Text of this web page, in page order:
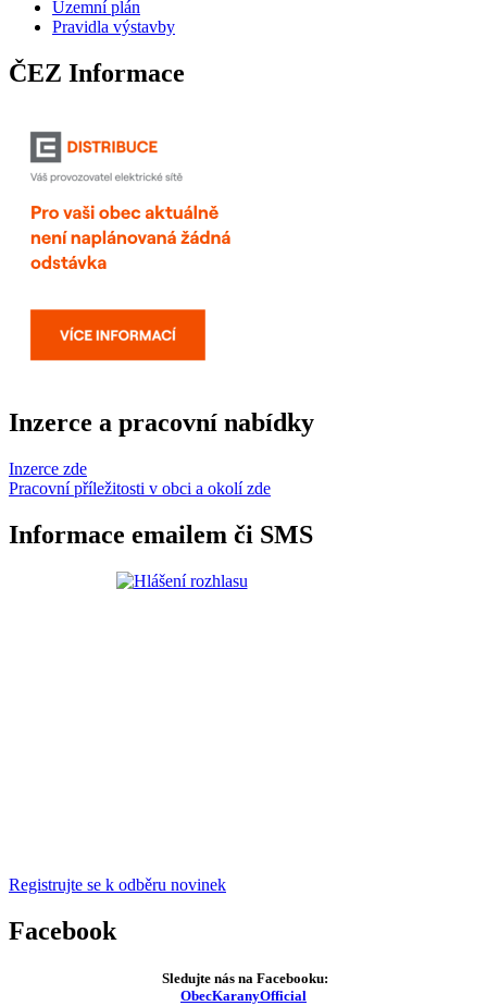
Územní plán
Pravidla výstavby
ČEZ Informace
Inzerce a pracovní nabídky
Inzerce zde
Pracovní příležitosti v obci a okolí zde
Informace emailem či SMS
Registrujte se k odběru novinek
Facebook
Sledujte nás na Facebooku:
ObecKaranyOfficial